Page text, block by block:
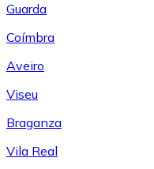
Guarda
Coímbra
Aveiro
Viseu
Braganza
Vila Real